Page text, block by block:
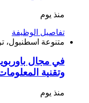
منذ يوم
تفاصيل الوظيفة
متنوعة اسطنبول،
في مجال
وتقنية
منذ يوم